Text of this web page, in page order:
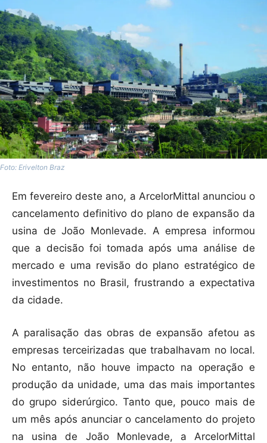
Foto: Erivelton Braz
Em fevereiro deste ano, a ArcelorMittal anunciou o
cancelamento definitivo do plano de expansão da
usina de João Monlevade. A empresa informou
que a decisão foi tomada após uma análise de
mercado e uma revisão do plano estratégico de
investimentos no Brasil, frustrando a expectativa
da cidade.
A paralisação das obras de expansão afetou as
empresas terceirizadas que trabalhavam no local.
No entanto, não houve impacto na operação e
produção da unidade, uma das mais importantes
do grupo siderúrgico. Tanto que, pouco mais de
um mês após anunciar o cancelamento do projeto
na usina de João Monlevade, a ArcelorMittal